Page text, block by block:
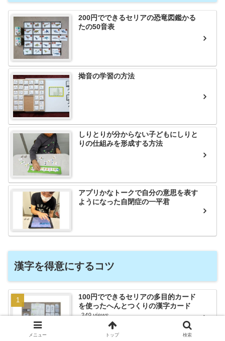
200円でできるセリアの恐竜図鑑かる
たの50音表
拗音の学習の方法
しりとりが分からない子どもにしりと
りの仕組みを形成する方法
アプリかなトークで自分の意思を表す
ようになった自閉症の一平君
漢字を得意にするコツ
100円でできるセリアの多目的カード
を使ったへんとつくりの漢字カード
349 views
メニュー トップ 検索